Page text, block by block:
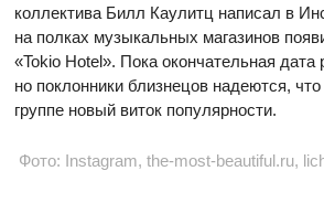
коллектива Билл Каулитц написал в
на полках музыкальных магазинов
«Tokio Hotel». Пока окончательная дата
но поклонники близнецов надеются,
группе новый виток популярности.
Фото: Instagram, the-most-beautiful.ru,